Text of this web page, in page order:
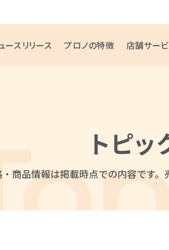
ースリリース プロノの特徴 店舗サー
トピッ
商品情報は掲載時点での内容です。